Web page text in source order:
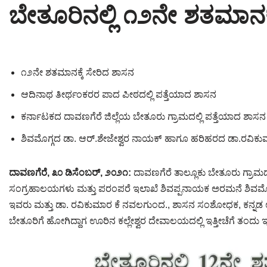
Tirthankaras
Jain Personalities
Blogs
Articles
Jain Symbols
Jain Festivals
Jaina Art
Delhi
Haryana
Himachal Pradesh
Jharkhand
Karnataka
Madhya Pradesh
Maharashtra
Delhi
Karnataka
Madhya Pradesh
Maharashtra
Orissa
Rajasthan
Tamil Nadu
ಬೇತೂರಿನಲ್ಲಿ ೧೨ನೇ
೧೨ನೇ ಶತಮಾನಕ್ಕೆ ಸೇರಿದ ಶಾಸನ
ಆದಿನಾಥ ತೀರ್ಥಂಕರರ ಪಾದ ಪೀಠದಲ್ಲಿ ಪತ್ತೆಯಾದ ಶಾಸನ
ಕರ್ನಾಟಕದ ದಾವಣಗೆರೆ ಜಿಲ್ಲೆಯ ಬೇತೂರು ಗ್ರಾಮದಲ್ಲಿ ಪತ್ತೆಯಾದ ಶಾಸನ
ಶಿವಮೊಗ್ಗದ ಡಾ. ಆರ್.ಶೇಜೇಶ್ವರ ನಾಯಕ್ ಹಾಗೂ ಹರಿಹರದ
ದಾವಣಗೆರೆ, ೩೦ ಡಿಸೆಂಬರ್, ೨೦೨೧: ದಾವಣಗೆರೆ ತಾಲ್ಲೂಕು ಬೇತೂರು
ಸಂಗ್ರಹಾಲಯಗಳು ಮತ್ತು ಪರಂಪರೆ ಇಲಾಖೆ ಶಿವಪ್ಪನಾಯಕ ಅರಮನೆ
ಇವರು ಮತ್ತು ಡಾ. ರವಿಕುಮಾರ ಕೆ ನವಲಗುಂದ., ಶಾಸನ ಸಂಶೋಧಕ, ಕನ್ನಡ
ಬೇತೂರಿಗೆ ಹೋಗಿದ್ದಾಗ ಊರಿನ ಕಲ್ಲೇಶ್ವರ ದೇವಾಲಯದಲ್ಲಿ ಇತ್ತೀಚೆಗೆ ತಂದು